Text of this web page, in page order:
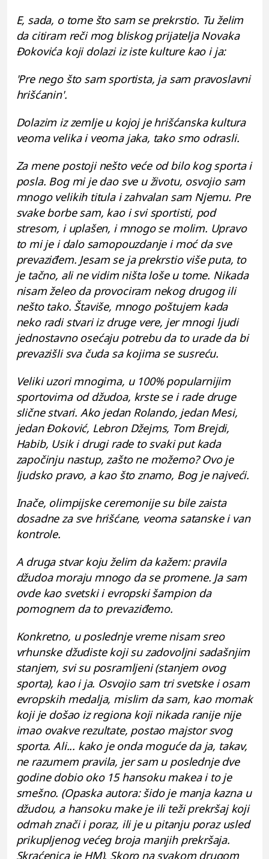
E, sada, o tome što sam se prekrstio. Tu želim
da citiram reči mog bliskog prijatelja Novaka
Đokovića koji dolazi iz iste kulture kao i ja:
'Pre nego što sam sportista, ja sam pravoslavni
hrišćanin'.
Dolazim iz zemlje u kojoj je hrišćanska kultura
veoma velika i veoma jaka, tako smo odrasli.
Za mene postoji nešto veće od bilo kog sporta i
posla. Bog mi je dao sve u životu, osvojio sam
mnogo velikih titula i zahvalan sam Njemu. Pre
svake borbe sam, kao i svi sportisti, pod
stresom, i uplašen, i mnogo se molim. Upravo
to mi je i dalo samopouzdanje i moć da sve
prevaziđem. Jesam se ja prekrstio više puta, to
je tačno, ali ne vidim ništa loše u tome. Nikada
nisam želeo da provociram nekog drugog ili
nešto tako. Štaviše, mnogo poštujem kada
neko radi stvari iz druge vere, jer mnogi ljudi
jednostavno osećaju potrebu da to urade da bi
prevazišli sva čuda sa kojima se susreću.
Veliki uzori mnogima, u 100% popularnijim
sportovima od džudoa, krste se i rade druge
slične stvari. Ako jedan Rolando, jedan Mesi,
jedan Đoković, Lebron Džejms, Tom Brejdi,
Habib, Usik i drugi rade to svaki put kada
započinju nastup, zašto ne možemo? Ovo je
ljudsko pravo, a kao što znamo, Bog je najveći.
Inače, olimpijske ceremonije su bile zaista
dosadne za sve hrišćane, veoma satanske i van
kontrole.
A druga stvar koju želim da kažem: pravila
džudoa moraju mnogo da se promene. Ja sam
ovde kao svetski i evropski šampion da
pomognem da to prevaziđemo.
Konkretno, u poslednje vreme nisam sreo
vrhunske džudiste koji su zadovoljni sadašnjim
stanjem, svi su posramljeni (stanjem ovog
sporta), kao i ja. Osvojio sam tri svetske i osam
evropskih medalja, mislim da sam, kao momak
koji je došao iz regiona koji nikada ranije nije
imao ovakve rezultate, postao majstor svog
sporta. Ali... kako je onda moguće da ja, takav,
ne razumem pravila, jer sam u poslednje dve
godine dobio oko 15 hansoku makea i to je
smešno. (Opaska autora: šido je manja kazna u
džudou, a hansoku make je ili teži prekršaj koji
odmah znači i poraz, ili je u pitanju poraz usled
prikupljenog većeg broja manjih prekršaja.
Skraćenica je HM). Skoro na svakom drugom